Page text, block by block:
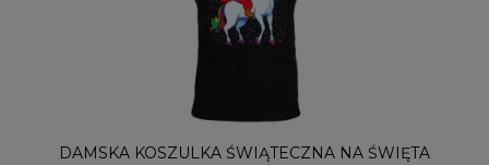
DAMSKA KOSZULKA ŚWIĄTECZNA NA ŚWIĘTA